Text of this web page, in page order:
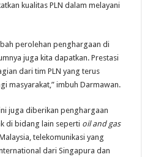
kualitas PLN dalam melayani
perolehan penghargaan di
juga kita dapatkan. Prestasi
dari tim PLN yang terus
masyarakat,” imbuh Darmawan.
juga diberikan penghargaan
di bidang lain seperti oil and gas
telekomunikasi yang
dari Singapura dan